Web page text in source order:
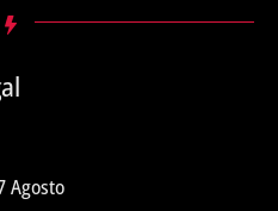
Agosto